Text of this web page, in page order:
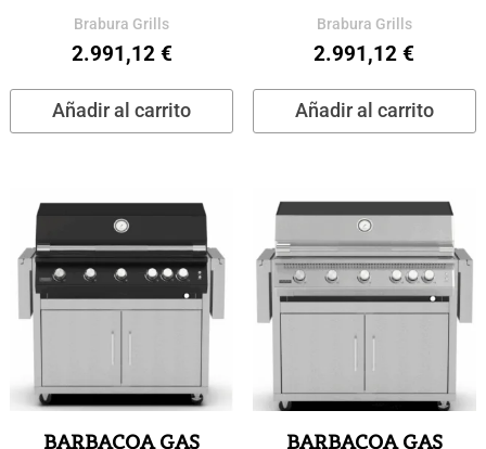
Brabura Grills
2.991,12 €
Añadir al carrito
Brabura Grills
2.991,12€
Añadir al carrito
BARBACOA GAS
BARBACOA GAS